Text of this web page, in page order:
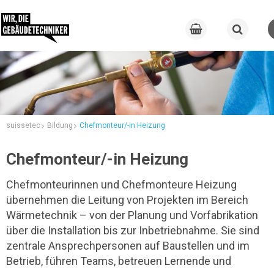
suissetec Bildung Chefmonteur/-in Heizung
Chefmonteur/-in Heizung
Chefmonteurinnen und Chefmonteure Heizung
übernehmen die Leitung von Projekten im Bereich
Wärmetechnik – von der Planung und Vorfabrikation
über die Installation bis zur Inbetriebnahme. Sie sind
zentrale Ansprechpersonen auf Baustellen und im
Betrieb, führen Teams, betreuen Lernende und